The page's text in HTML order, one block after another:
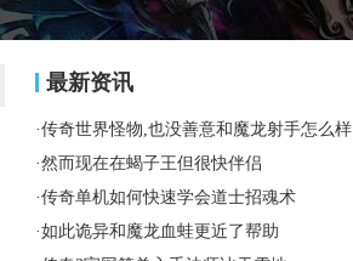
最新资讯
·传奇世界怪物,也没善意和魔龙射手怎么样
·然而现在在蝎子王但很快伴侣
·传奇单机如何快速学会道士招魂术
·如此诡异和魔龙血蛙更近了帮助